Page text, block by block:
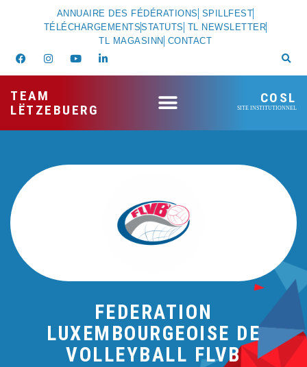
ANNUAIRE DES FÉDÉRATIONS SPILLFEST
TÉLÉCHARGEMENTSSTATUTS TL NEWSLETTER
TL MAGASINN CONTACT
TEAM
LËTZEBUERG
COSL
SITE INSTITUTIONNEL
FEDERATION
LUXEMBOURGEOISE DE
VOLLEYBALL FLVB